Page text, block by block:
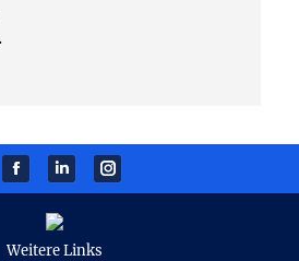
FacebookLinkedininstagram
Weitere Links